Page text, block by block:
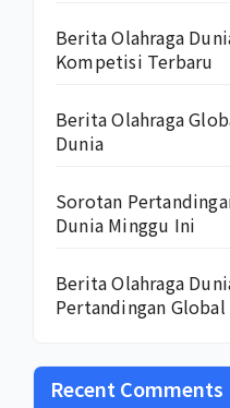
Berita Olahraga
Kompetisi Terbaru
Berita Olahraga
Dunia
Sorotan
Dunia Minggu Ini
Berita Olahraga
Pertandingan Global
Recent Comments